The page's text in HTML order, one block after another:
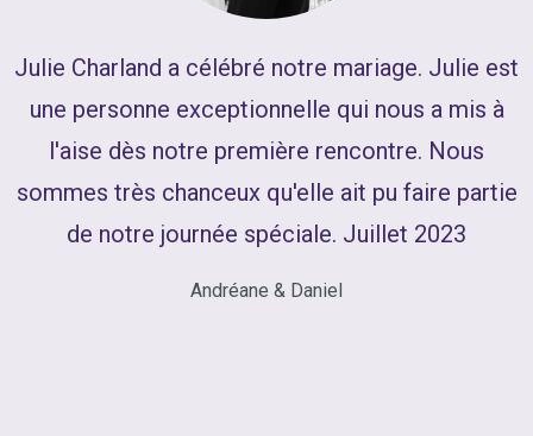
Julie Charland a célébré notre mariage. Julie est
une personne exceptionnelle qui nous a mis à
l'aise dès notre première rencontre. Nous
sommes très chanceux qu'elle ait pu faire partie
de notre journée spéciale. Juillet 2023
Andréane & Daniel